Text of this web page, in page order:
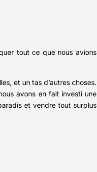
tout ce que nous avions
et un tas d’autres choses.
avons en fait investi une
et vendre tout surplus